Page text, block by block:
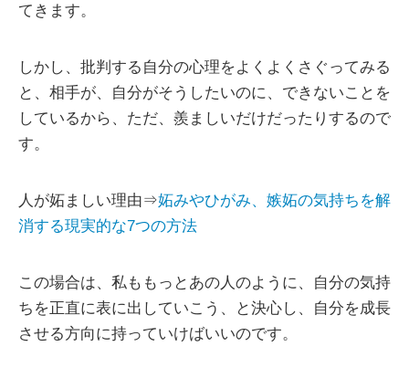
てきます。
しかし、批判する自分の心理をよくよくさぐってみる
と、相手が、自分がそうしたいのに、できないことを
しているから、ただ、羨ましいだけだったりするので
す。
人が妬ましい理由⇒妬みやひがみ、嫉妬の気持ちを解
消する現実的な7つの方法
この場合は、私ももっとあの人のように、自分の気持
ちを正直に表に出していこう、と決心し、自分を成長
させる方向に持っていけばいいのです。